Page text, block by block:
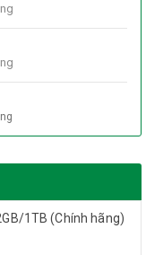
1TB (Chính hãng)